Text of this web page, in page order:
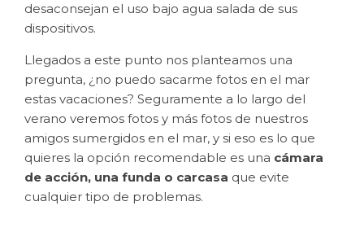
desaconsejan el uso bajo agua salada de sus
dispositivos.
Llegados a este punto nos planteamos una
pregunta, ¿no puedo sacarme fotos en el mar
estas vacaciones? Seguramente a lo largo del
verano veremos fotos y más fotos de nuestros
amigos sumergidos en el mar, y si eso es lo que
quieres la opción recomendable es una cámara
de acción, una funda o carcasa que evite
cualquier tipo de problemas.